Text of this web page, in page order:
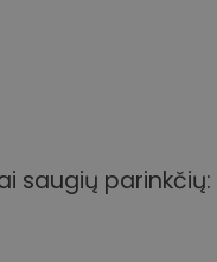
saugių parinkčių: